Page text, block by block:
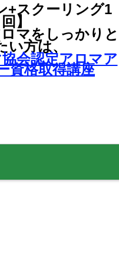
+スクーリング1
回】
マをしっかりと
い方は、
会認定アロマア
資格取得講座